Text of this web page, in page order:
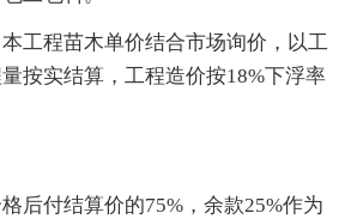
工程苗木单价结合市场询价，以工
按实结算，工程造价按18%下浮率
后付结算价的75%，余款25%作为